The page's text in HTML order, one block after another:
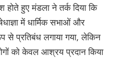
हुए मंडला ने तर्क दिया कि
में धार्मिक सभाओं और
से प्रतिबंध लगाया गया, लेकिन
को केवल आश्रय प्रदान किया